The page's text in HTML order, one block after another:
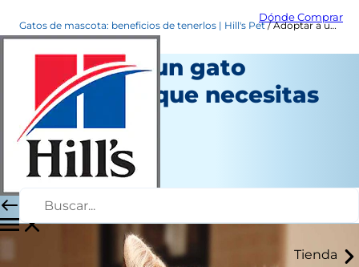
Dónde Comprar
Tienda
Gatos de mascota: beneficios de tenerlos | Hill's Pet Adoptar a un gato adulto: Lo que necesitas saber
Adoptar a un gato
adulto: Lo que necesitas
saber
Nuevo propietario
Autor del personal
|
Agosto 08, 2016